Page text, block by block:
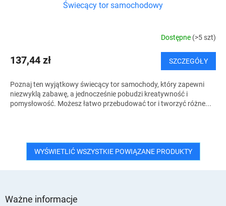
Świecący tor samochodowy
Dostępne (>5 szt)
137,44 zł SZCZEGÓŁY
Poznaj ten wyjątkowy świecący tor samochody, który zapewni
niezwyklą zabawę, a jednocześnie pobudzi kreatywność i
pomysłowość. Możesz łatwo przebudować tor i tworzyć różne...
WYŚWIETLIĆ WSZYSTKIE POWIĄZANE PRODUKTY
Ważne informacje